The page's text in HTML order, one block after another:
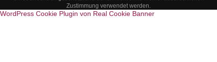
Zustimmung verwendet werden.
WordPress Cookie Plugin von Real Cookie Banner